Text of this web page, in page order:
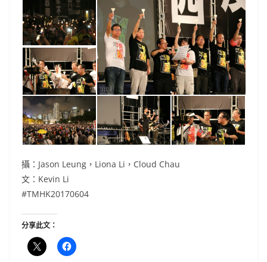
攝：Jason Leung，Liona Li，Cloud Chau
文：Kevin Li
#TMHK20170604
分享此文：